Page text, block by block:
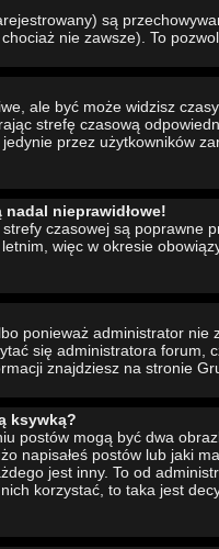
są
nie zawsze). To
ale być może widzisz
strefę czasową
przez użytkowników
nadal nieprawidłowe!
czasowej są
więc w okresie
ponieważ administrator nie
się administratora forum,
znajdziesz na stronie
ksywką?
postów mogą być dwa
napisałeś postów lub jaki
jest inny. To od
korzystać, to taka jest